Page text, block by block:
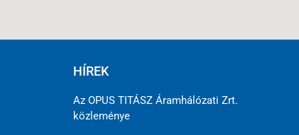
HÍREK
Az OPUS TITÁSZ Áramhálózati Zrt.
közleménye